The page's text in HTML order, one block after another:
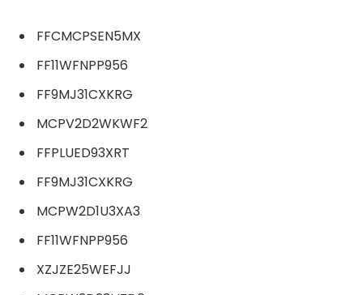
FFCMCPSEN5MX
FF11WFNPP956
FF9MJ31CXKRG
MCPV2D2WKWF2
FFPLUED93XRT
FF9MJ31CXKRG
MCPW2D1U3XA3
FF11WFNPP956
XZJZE25WEFJJ